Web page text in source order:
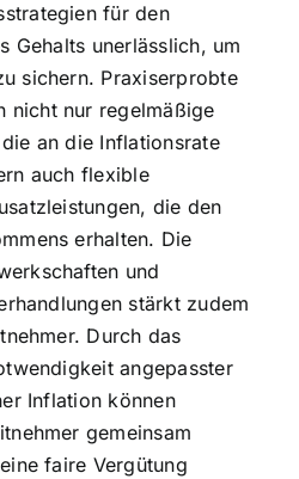
für den
Gehalts unerlässlich, um
sichern. Praxiserprobte
nicht nur regelmäßige
an die Inflationsrate
auch flexible
die den
erhalten. Die
und
stärkt zudem
Durch das
angepasster
Inflation können
gemeinsam
faire Vergütung